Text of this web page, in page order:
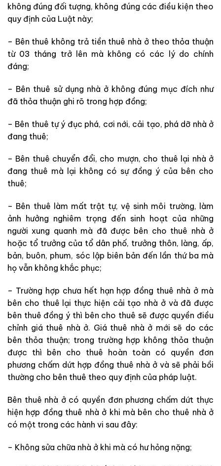
không đúng đối tượng, không đúng các điều kiện theo
quy định của Luật này;
– Bên thuê không trả tiền thuê nhà ở theo thỏa thuận
từ 03 tháng trở lên mà không có các lý do chính
đáng;
– Bên thuê sử dụng nhà ở không đúng mục đích như
đã thỏa thuận ghi rõ trong hợp đồng;
– Bên thuê tự ý đục phá, cơi nới, cải tạo, phá dỡ nhà ở
đang thuê;
– Bên thuê chuyển đổi, cho mượn, cho thuê lại nhà ở
đang thuê mà lại không có sự đồng ý của bên cho
thuê;
– Bên thuê làm mất trật tự, vệ sinh môi trường, làm
ảnh hưởng nghiêm trọng đến sinh hoạt của những
người xung quanh mà đã được bên cho thuê nhà ở
hoặc tổ trưởng của tổ dân phố, trưởng thôn, làng, ấp,
bản, buôn, phum, sóc lập biên bản đến lần thứ ba mà
họ vẫn không khắc phục;
– Trường hợp chưa hết hạn hợp đồng thuê nhà ở mà
bên cho thuê lại thực hiện cải tạo nhà ở và đã được
bên thuê đồng ý thì bên cho thuê sẽ được quyền điều
chỉnh giá thuê nhà ở. Giá thuê nhà ở mới sẽ do các
bên thỏa thuận; trong trường hợp không thỏa thuận
được thì bên cho thuê hoàn toàn có quyền đơn
phương chấm dứt hợp đồng thuê nhà ở và sẽ phải bồi
thường cho bên thuê theo quy định của pháp luật.
Bên thuê nhà ở có quyền đơn phương chấm dứt thực
hiện hợp đồng thuê nhà ở khi mà bên cho thuê nhà ở
có một trong các hành vi sau đây:
– Không sửa chữa nhà ở khi mà có hư hỏng nặng;